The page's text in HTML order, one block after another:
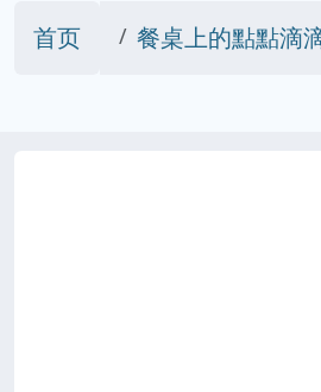
首页 餐桌上的點點滴